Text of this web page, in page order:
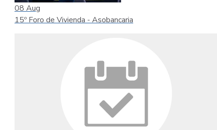
08 Aug
15º Foro de Vivienda - Asobancaria